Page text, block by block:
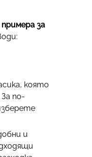
примера за
която
по-
и